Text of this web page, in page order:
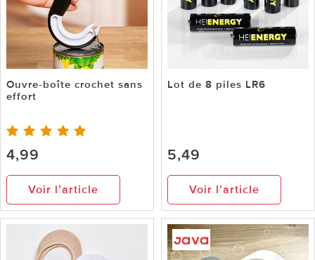
Ouvre-boîte crochet sans
effort
4,99
Voir l’article
Lot de 8 piles LR6
5,49
Voir l’article